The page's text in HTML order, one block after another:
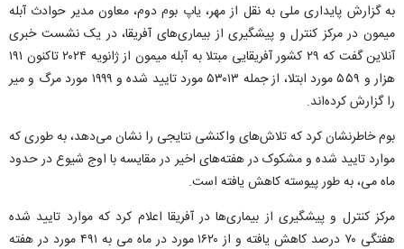
به گزارش پایداری ملی به نقل از مهر، یاپ بوم دوم، معاون مدیر حوادث آبله
میمون در مرکز کنترل و پیشگیری از بیماری‌های آفریقا، در یک نشست خبری
آنلاین گفت که ۲۹ کشور آفریقایی مبتلا به آبله میمون از ژانویه ۲۰۲۴ تاکنون ۱۹۱
هزار و ۵۵۹ مورد ابتلا، از جمله ۵۳۰۱۳ مورد تایید شده و ۱۹۹۹ مورد مرگ و میر
را گزارش کرده‌اند.
بوم خاطرنشان کرد که تلاش‌های واکنشی نتایجی را نشان می‌دهد، به طوری که
موارد تایید شده و مشکوک در هفته‌های اخیر در مقایسه با اوج شیوع در حدود
ماه می، به طور پیوسته کاهش یافته است.
مرکز کنترل و پیشگیری از بیماری‌ها در آفریقا اعلام کرد که موارد تایید شده
هفتگی ۷۰ درصد کاهش یافته و از ۱۶۲۰ مورد در ماه می به ۴۹۱ مورد در هفته